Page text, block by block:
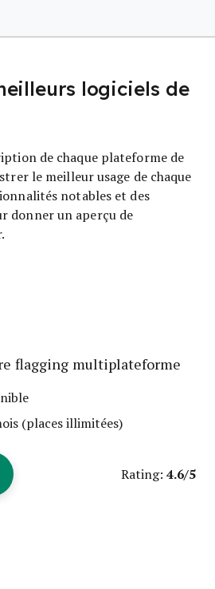
logiciels de
de chaque plateforme de
le meilleur usage de chaque
notables et des
donner un aperçu de
flagging multiplateforme
(places illimitées)
Rating: 4.6/5